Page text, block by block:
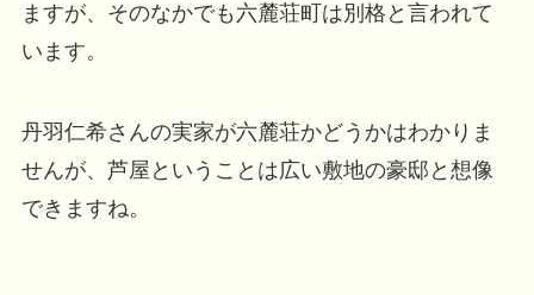
ますが、そのなかでも六麓荘町は別格と言われて
います。
丹羽仁希さんの実家が六麓荘かどうかはわかりま
せんが、芦屋ということは広い敷地の豪邸と想像
できますね。